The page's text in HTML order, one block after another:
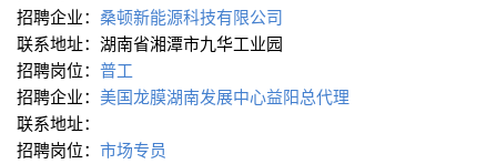
招聘企业： 桑顿新能源科技有限公司
联系地址：湖南省湘潭市九华工业园
招聘岗位： 普工
招聘企业： 美国龙膜湖南发展中心益阳总代理
联系地址：
招聘岗位： 市场专员